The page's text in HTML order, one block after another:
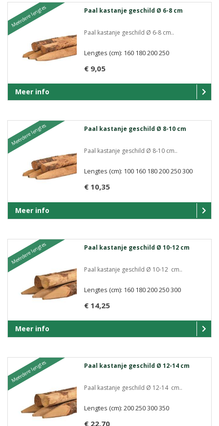
Meerdere lengtes Paal kastanje geschild Ø 6-8 cm
Paal kastanje geschild Ø 6-8 cm..
€ 9,05
Lengtes (cm): 160 180 200 250
Meer info
Meerdere lengtes Paal kastanje geschild Ø 8-10 cm
Paal kastanje geschild Ø 8-10 cm..
€ 10,35
Lengtes (cm): 100 160 180 200 250 300
Meer info
Meerdere lengtes Paal kastanje geschild Ø 10-12 cm
Paal kastanje geschild Ø 10-12 cm..
€ 14,25
Lengtes (cm): 160 180 200 250 300
Meer info
Meerdere lengtes Paal kastanje geschild Ø 12-14 cm
Paal kastanje geschild Ø 12-14 cm..
€ 22,70
Lengtes (cm): 200 250 300 350